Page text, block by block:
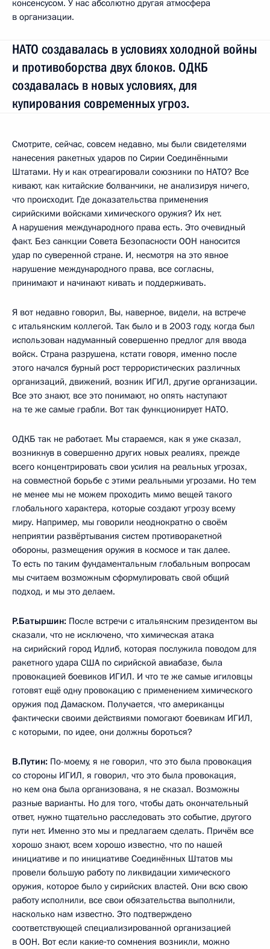
консенсусом. У нас абсолютно другая атмосфера
в организации.
НАТО создавалась в условиях холодной войны
и противоборства двух блоков. ОДКБ
создавалась в новых условиях, для
купирования современных угроз.
Смотрите, сейчас, совсем недавно, мы были свидетелями
нанесения ракетных ударов по Сирии Соединёнными
Штатами. Ну и как отреагировали союзники по НАТО? Все
кивают, как китайские болванчики, не анализируя ничего,
что происходит. Где доказательства применения
сирийскими войсками химического оружия? Их нет.
А нарушения международного права есть. Это очевидный
факт. Без санкции Совета Безопасности ООН наносится
удар по суверенной стране. И, несмотря на это явное
нарушение международного права, все согласны,
принимают и начинают кивать и поддерживать.
Я вот недавно говорил, Вы, наверное, видели, на встрече
с итальянским коллегой. Так было и в 2003 году, когда был
использован надуманный совершенно предлог для ввода
войск. Страна разрушена, кстати говоря, именно после
этого начался бурный рост террористических различных
организаций, движений, возник ИГИЛ, другие организации.
Все это знают, все это понимают, но опять наступают
на те же самые грабли. Вот так функционирует НАТО.
ОДКБ так не работает. Мы стараемся, как я уже сказал,
возникнув в совершенно других новых реалиях, прежде
всего концентрировать свои усилия на реальных угрозах,
на совместной борьбе с этими реальными угрозами. Но тем
не менее мы не можем проходить мимо вещей такого
глобального характера, которые создают угрозу всему
миру. Например, мы говорили неоднократно о своём
неприятии развёртывания систем противоракетной
обороны, размещения оружия в космосе и так далее.
То есть по таким фундаментальным глобальным вопросам
мы считаем возможным сформулировать свой общий
подход, и мы это делаем.
Р.Батыршин: После встречи с итальянским президентом вы
сказали, что не исключено, что химическая атака
на сирийский город Идлиб, которая послужила поводом для
ракетного удара США по сирийской авиабазе, была
провокацией боевиков ИГИЛ. И что те же самые игиловцы
готовят ещё одну провокацию с применением химического
оружия под Дамаском. Получается, что американцы
фактически своими действиями помогают боевикам ИГИЛ,
с которыми, по идее, они должны бороться?
В.Путин: По-моему, я не говорил, что это была провокация
со стороны ИГИЛ, я говорил, что это была провокация,
но кем она была организована, я не сказал. Возможны
разные варианты. Но для того, чтобы дать окончательный
ответ, нужно тщательно расследовать это событие, другого
пути нет. Именно это мы и предлагаем сделать. Причём все
хорошо знают, всем хорошо известно, что по нашей
инициативе и по инициативе Соединённых Штатов мы
провели большую работу по ликвидации химического
оружия, которое было у сирийских властей. Они всю свою
работу исполнили, все свои обязательства выполнили,
насколько нам известно. Это подтверждено
соответствующей специализированной организацией
в ООН. Вот если какие‑то сомнения возникли, можно